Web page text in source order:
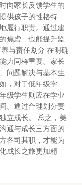
向家长反馈学生的
供孩子的性格特
履行职责。通过建
焦虑，也能提升监
与责任划分 在明确
力同样重要。家长
问题解决与基本生
，对于低年级学
级学生则应在学业
。通过合理划分责
立成长。 总之，美
通与成长三方面的
各司其职，才能为
成长之旅更加精